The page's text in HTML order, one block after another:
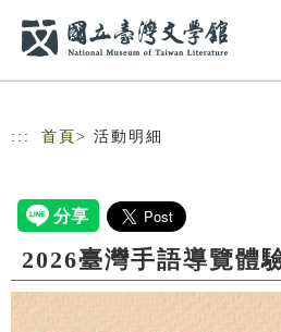
::: 首頁 > 活動明細
2026臺灣手語導覽體